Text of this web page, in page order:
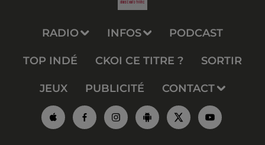
RADIO INFOS PODCAST
TOP INDÉ CKOI CE TITRE ? SORTIR
JEUX PUBLICITÉ CONTACT